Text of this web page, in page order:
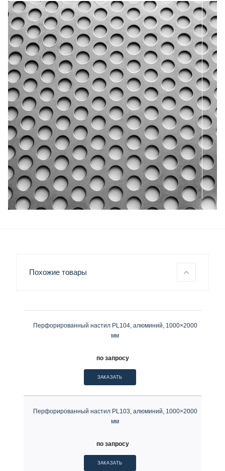
Похожие товары
Перфорированный настил PL104, алюминий, 1000×2000
мм
по запросу
ЗАКАЗАТЬ
Перфорированный настил PL103, алюминий, 1000×2000
мм
по запросу
ЗАКАЗАТЬ